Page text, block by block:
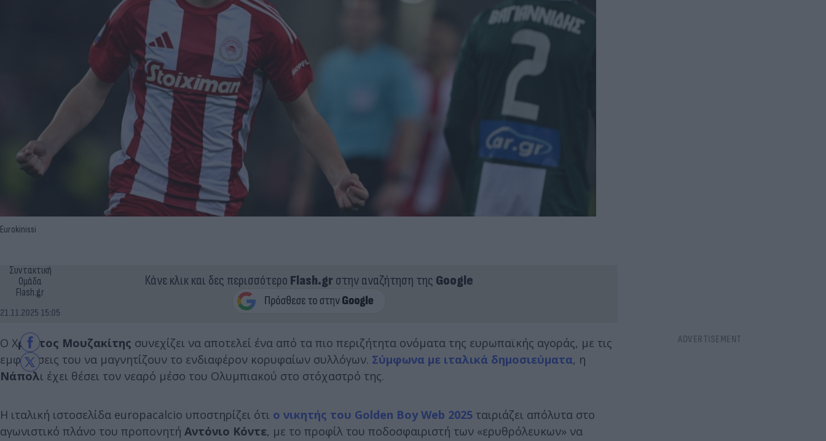
Eurokinissi
Συντακτική
Ομάδα
Flash.gr
21.11.2025 15:05
Κάνε κλικ και δες περισσότερο Flash.grστην αναζήτηση της Google
Ο Χρήστος Μουζακίτης συνεχίζει να αποτελεί ένα από τα πιο περιζήτητα ονόματα της ευρωπαϊκής αγοράς, με τις
εμφανίσεις του να μαγνητίζουν το ενδιαφέρον κορυφαίων συλλόγων. Σύμφωνα με ιταλικά δημοσιεύματα, η
Νάπολι έχει θέσει τον νεαρό μέσο του Ολυμπιακού στο στόχαστρό της.
Η ιταλική ιστοσελίδα europacalcio υποστηρίζει ότι ο νικητής του Golden Boy Web 2025 ταιριάζει απόλυτα στο
αγωνιστικό πλάνο του προπονητή Αντόνιο Κόντε, με το προφίλ του ποδοσφαιριστή των «ερυθρόλευκων» να